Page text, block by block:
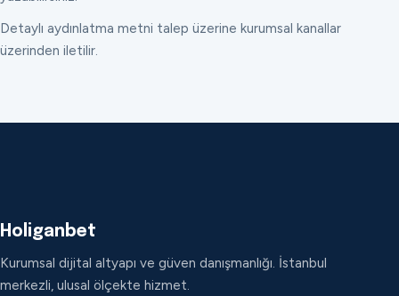
Detaylı aydınlatma metni talep üzerine kurumsal kanallar
üzerinden iletilir.
Holiganbet
Kurumsal dijital altyapı ve güven danışmanlığı. İstanbul
merkezli, ulusal ölçekte hizmet.